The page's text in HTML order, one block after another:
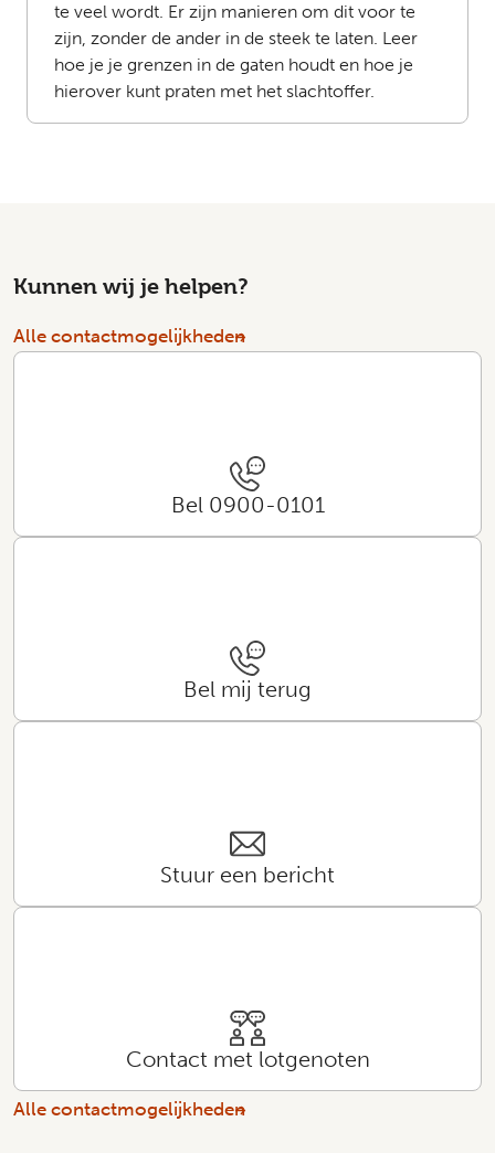
te veel wordt. Er zijn manieren om dit voor te
zijn, zonder de ander in de steek te laten. Leer
hoe je je grenzen in de gaten houdt en hoe je
hierover kunt praten met het slachtoffer.
Kunnen wij je helpen?
Alle contactmogelijkheden
Bel 0900-0101
Bel mij terug
Stuur een bericht
Contact met lotgenoten
Alle contactmogelijkheden